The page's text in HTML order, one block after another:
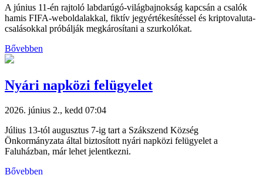
A június 11-én rajtoló labdarúgó-világbajnokság kapcsán a csalók
hamis FIFA-weboldalakkal, fiktív jegyértékesítéssel és kriptovaluta-
csalásokkal próbálják megkárosítani a szurkolókat.
Bővebben
Nyári napközi felügyelet
2026. június 2., kedd 07:04
Július 13-tól augusztus 7-ig tart a Szákszend Község
Önkormányzata által biztosított nyári napközi felügyelet a
Faluházban, már lehet jelentkezni.
Bővebben